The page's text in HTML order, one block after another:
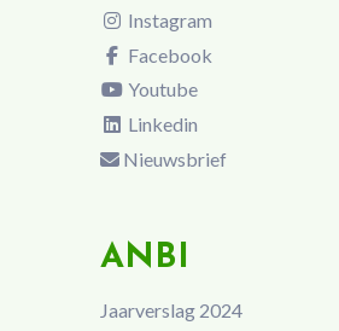
Instagram
Facebook
Youtube
Linkedin
Nieuwsbrief
ANBI
Jaarverslag 2024